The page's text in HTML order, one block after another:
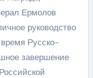
Ермолов
руководство
Русско-
завершение